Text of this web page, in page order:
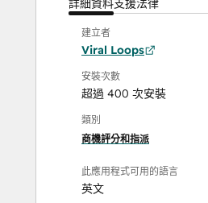
詳細資料支援法律
建立者
Viral Loops
安裝次數
超過 400 次安裝
類別
商機評分和指派
此應用程式可用的語言
英文